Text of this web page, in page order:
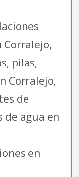
Corralejo,
pilas,
Corralejo,
de
de agua en
en